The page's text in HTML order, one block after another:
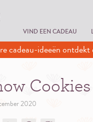
VIND EEN CADEAU
cadeau-ideeën ontdekt
Cookies
2020